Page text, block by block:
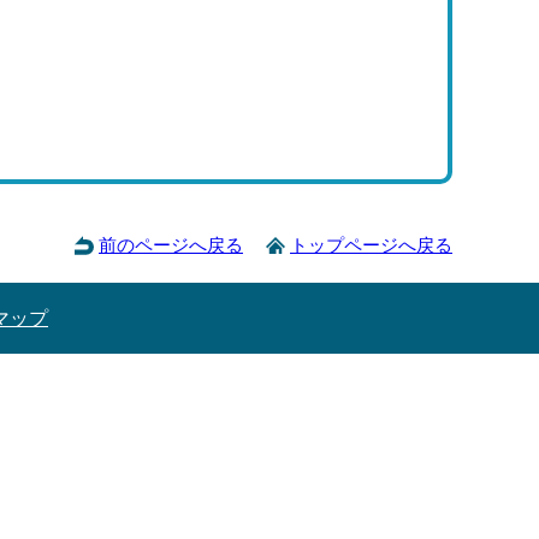
前のページへ戻る トップページへ戻る
ップ